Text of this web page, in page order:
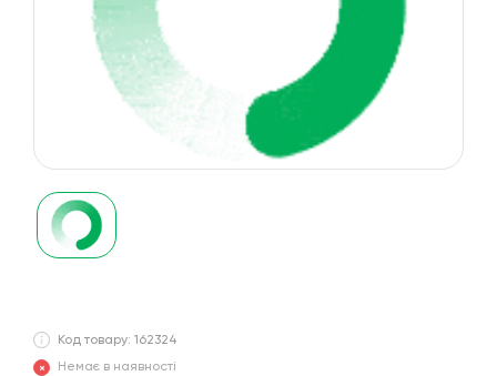
Код товару: 162324
Немає в наявності